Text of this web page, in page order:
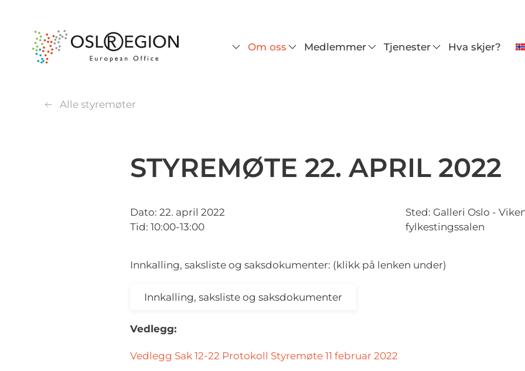
Om oss Medlemmer Tjenester Hva skjer?
Alle styremøter
STYREMØTE 22. APRIL 2022
Dato: 22. april 2022
Tid: 10:00-13:00
Sted: Galleri Oslo -
fylkestingssalen
Innkalling, saksliste og saksdokumenter: (klikk på lenken under)
Innkalling, saksliste og saksdokumenter
Vedlegg:
Vedlegg Sak 12-22 Protokoll Styremøte 11 februar 2022